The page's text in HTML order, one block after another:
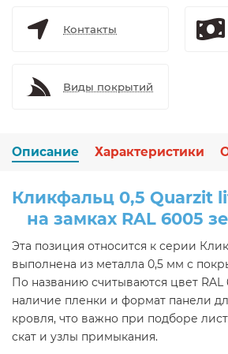
Контакты
Виды покрытий
Описание Характеристики
Кликфальц 0,5 Quarzit
на замках RAL 6005
Эта позиция относится к серии
выполнена из металла 0,5 мм с
По названию считываются цвет
наличие пленки и формат панели
кровля, что важно при подборе
скат и узлы примыкания.